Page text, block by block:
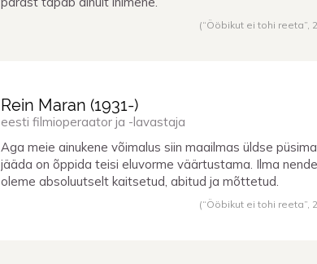
(“Ööbikut ei tohi reeta”,
Rein Maran (1931-)
eesti filmioperaator ja -lavastaja
Aga meie ainukene võimalus siin maailmas üldse püsima
jääda on õppida teisi eluvorme väärtustama. Ilma
oleme absoluutselt kaitsetud, abitud ja mõttetud.
(“Ööbikut ei tohi reeta”,